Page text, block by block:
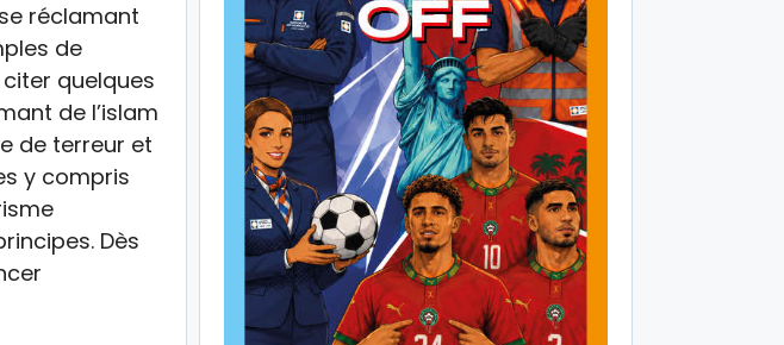
réclamant
de
quelques
de l’islam
de terreur et
y compris
Dès